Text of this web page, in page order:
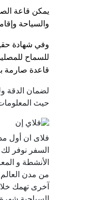
والسياحة
وفي شهادة
للسماح
قاعدة صارمة
لضمان الدقة
حيث
فلاى ان أول
السفر نوفر
الأنشطة و
من مدن
آخرى تهمك